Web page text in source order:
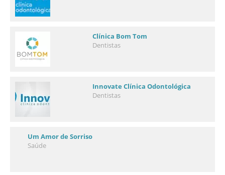
Clínica Bom Tom
Dentistas
Innovate Clínica Odontológica
Dentistas
Um Amor de Sorriso
Saúde